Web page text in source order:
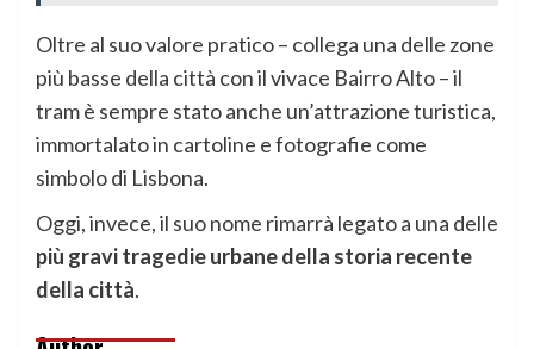
Oltre al suo valore pratico – collega una delle zone
più basse della città con il vivace Bairro Alto – il
tram è sempre stato anche un’attrazione turistica,
immortalato in cartoline e fotografie come
simbolo di Lisbona.
Oggi, invece, il suo nome rimarrà legato a una delle
più gravi tragedie urbane della storia recente
della città.